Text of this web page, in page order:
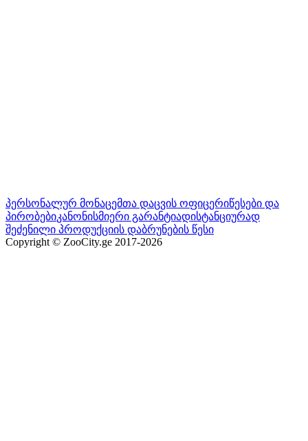
პერსონალურ მონაცემთა დაცვის ოფიცერიწესები და
პირობებიკანონისმიერი გარანტიადისტანციურად
შეძენილი პროდუქციის დაბრუნების წესი
Copyright © ZooCity.ge 2017-2026